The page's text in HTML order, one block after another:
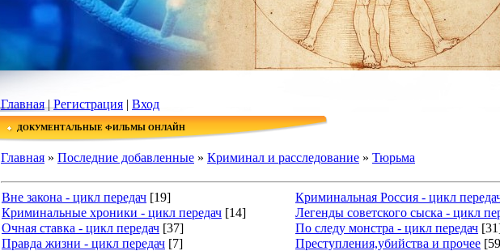
Главная|Регистрация | Вход
ДОКУМЕНТАЛЬНЫЕ ФИЛЬМЫ ОНЛАЙН
Главная » Последние добавленные » Криминал и расследование » Тюрьма
Вне закона - цикл передач [19] Криминальная Россия - цикл
Криминальные хроники - цикл передач [14] Легенды советского сыска - цикл
Очная ставка - цикл передач [37] По следу монстра - цикл передач
Правда жизни - цикл передач [7] Преступления,убийства и прочее